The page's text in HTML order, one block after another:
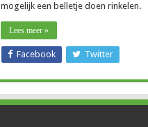
mogelijk een belletje doen rinkelen.
Lees meer »
Facebook Twitter